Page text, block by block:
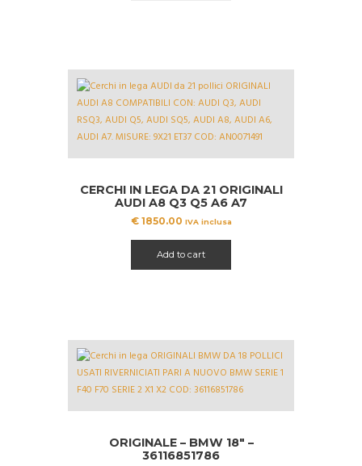
CERCHI IN LEGA DA 21 ORIGINALI
AUDI A8 Q3 Q5 A6 A7
AN0071491
€1850.00 IVA inclusa
Add to cart
ORIGINALE – BMW 18″ –
36116851786